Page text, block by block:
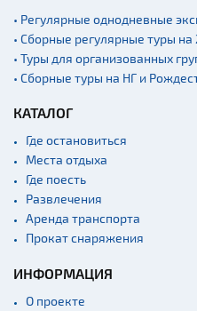
• Регулярные однодневные
• Сборные регулярные туры на
• Туры для организованных
• Сборные туры на НГ и
КАТАЛОГ
Где остановиться
Места отдыха
Где поесть
Развлечения
Аренда транспорта
Прокат снаряжения
ИНФОРМАЦИЯ
О проекте